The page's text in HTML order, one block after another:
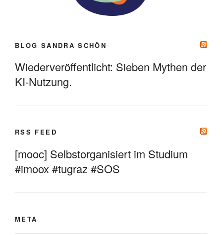
BLOG SANDRA SCHÖN
Wiederveröffentlicht: Sieben Mythen der
KI-Nutzung.
RSS FEED
[mooc] Selbstorganisiert im Studium
#imoox #tugraz #SOS
META